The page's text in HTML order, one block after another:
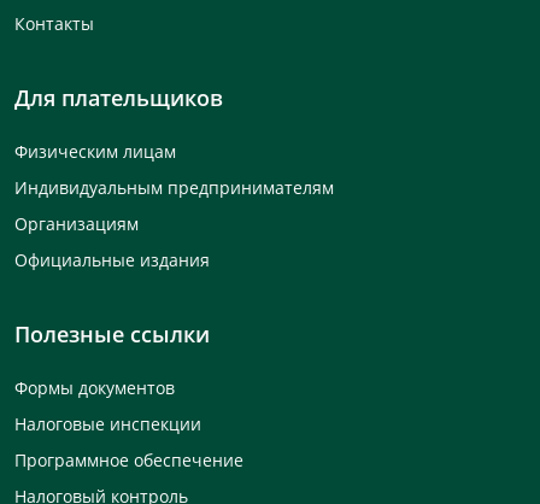
Контакты
Для плательщиков
Физическим лицам
Индивидуальным предпринимателям
Организациям
Официальные издания
Полезные ссылки
Формы документов
Налоговые инспекции
Программное обеспечение
Налоговый контроль